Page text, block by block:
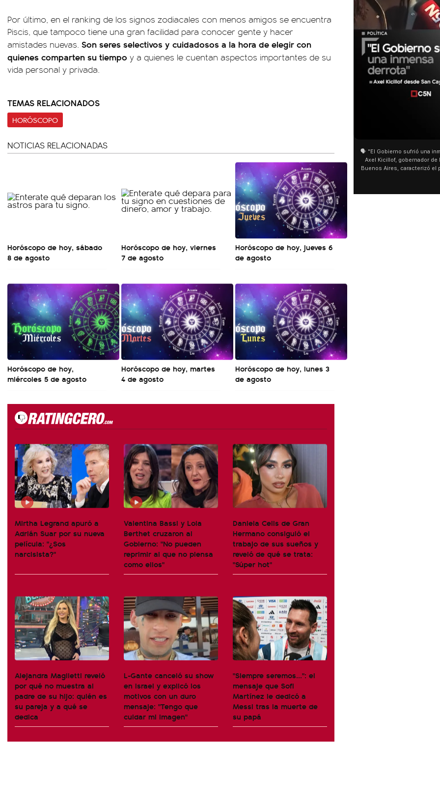
Por último, en el ranking de los signos zodiacales con menos amigos se encuentra
Piscis, que tampoco tiene una gran facilidad para conocer gente y hacer
amistades nuevas. Son seres selectivos y cuidadosos a la hora de elegir con
quienes comparten su tiempo y a quienes le cuentan aspectos importantes de su
vida personal y privada.
TEMAS RELACIONADOS
HORÓSCOPO
NOTICIAS RELACIONADAS
Horóscopo de hoy, sábado
8 de agosto
Horóscopo de hoy, viernes
7 de agosto
Horóscopo de hoy, jueves 6
de agosto
Horóscopo de hoy,
miércoles 5 de agosto
Horóscopo de hoy, martes
4 de agosto
Horóscopo de hoy, lunes 3
de agosto
Mirtha Legrand apuró a
Adrián Suar por su nueva
película: "¿Sos
narcisista?"
Valentina Bassi y Lola
Berthet cruzaron al
Gobierno: "No pueden
reprimir al que no piensa
como ellos"
Daniela Celis de Gran
Hermano consiguió el
trabajo de sus sueños y
reveló de qué se trata:
"Súper hot"
Alejandra Maglietti reveló
por qué no muestra al
padre de su hijo: quién es
su pareja y a qué se
dedica
L-Gante canceló su show
en Israel y explicó los
motivos con un duro
mensaje: "Tengo que
cuidar mi imagen"
"Siempre seremos...": el
mensaje que Sofi
Martínez le dedicó a
Messi tras la muerte de
su papá
🗣️ "El Gobierno sufrió una inmensa derrota" 🎙️
Buenos Aires, caracterizó el proyecto de Ley
de Inviolabilidad de la Propiedad Privada
como "una lista sábana con temas nefastos"
y destacó "la movilización popular". 📌 La
declaración fue desde el santuario de San
Cayetano, donde también advirtió que "la
sociedad no solo sufre porque no llega sino
que también está endeudada".
San Cayetano: Jorge García
miles de peregrinos en
de Buenos Aires destacó la
agua y soportó las bajas
últimos días: "Son dificultades